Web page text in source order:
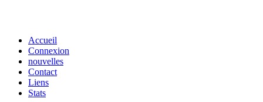
Accueil
Connexion
nouvelles
Contact
Liens
Stats